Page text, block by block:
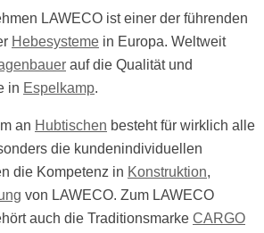
LAWECO ist einer der führenden
Hebesysteme in Europa. Weltweit
auf die Qualität und
in Espelkamp.
an Hubtischen besteht für wirklich alle
die kundenindividuellen
die Kompetenz in Konstruktion,
von LAWECO. Zum LAWECO
auch die Traditionsmarke CARGO